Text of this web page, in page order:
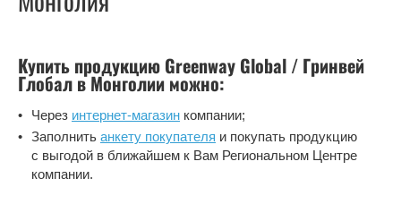
Купить продукцию Greenway Global / Гринвей
Глобал в Монголии можно:
Через интернет-магазин компании;
Заполнить анкету покупателя и покупать продукцию
с выгодой в ближайшем к Вам Региональном Центре
компании.